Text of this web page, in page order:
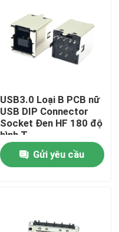
USB3.0 Loại B PCB nữ
USB DIP Connector
Socket Đen HF 180 độ
hình T
Gửi yêu cầu